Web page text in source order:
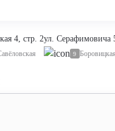
4, стр. 2ул. Серафимовича
9